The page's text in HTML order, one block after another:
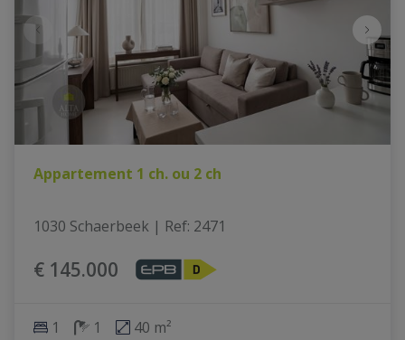
Appartement 1 ch. ou 2 ch
1030 Schaerbeek | Ref: 2471
€ 145.000
1 1 40 m²